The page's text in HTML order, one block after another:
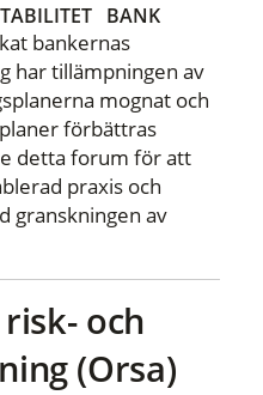
BANK
bankernas
har tillämpningen av
mognat och
förbättras
detta forum för att
praxis och
granskningen av
och
(Orsa)